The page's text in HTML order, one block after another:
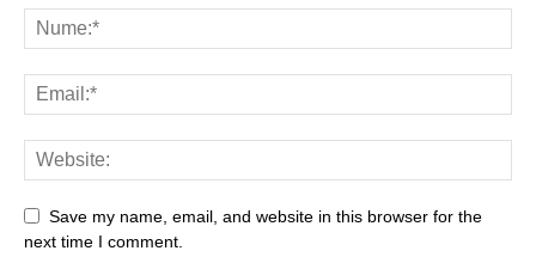
Save my name, email, and website in this browser for the
next time I comment.